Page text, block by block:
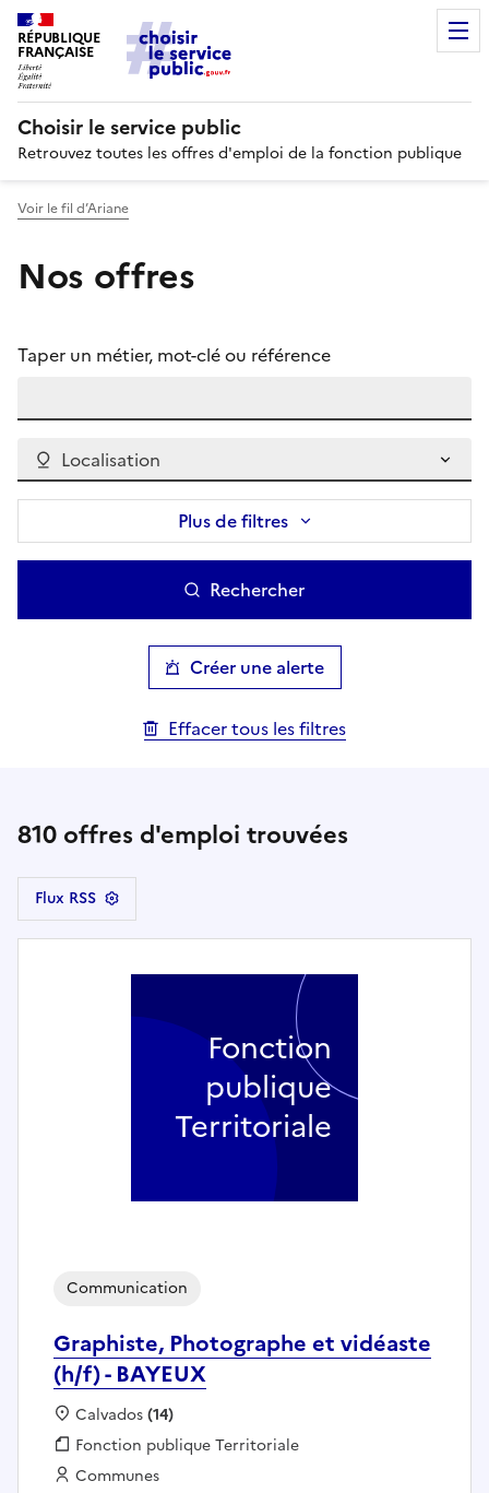
RÉPUBLIQUE
FRANÇAISE
Choisir le service public
Retrouvez toutes les offres d'emploi de la fonction publique
Voir le fil d’Ariane
Nos offres
Taper un métier, mot-clé ou référence
Localisation
Plus de filtres
Rechercher
Créer une alerte
Effacer tous les filtres
810 offres d'emploi trouvées
Flux RSS
Graphiste, Photographe et vidéaste
(h/f) - BAYEUX
Communication
Localisation :
Calvados(14)
Fonction publique :
Fonction publique Territoriale
Employeur :
Communes
Fonction
publique
Territoriale